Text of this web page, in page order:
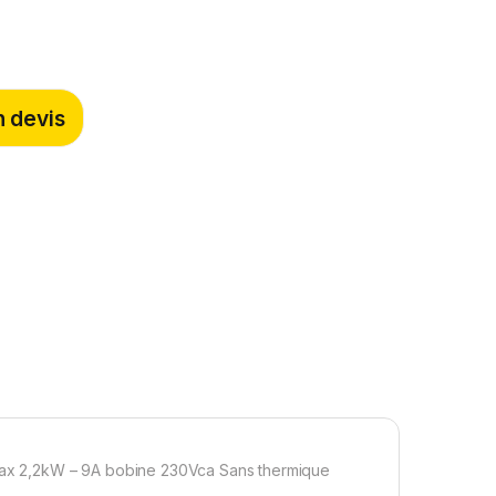
devis
2,2kW – 9A bobine 230Vca Sans thermique